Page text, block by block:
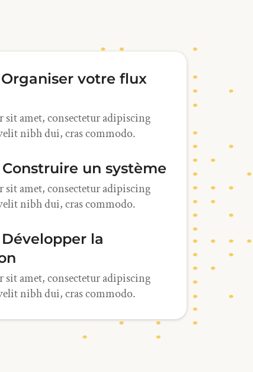
votre flux
amet, consectetur adipiscing
nibh dui, cras commodo.
un système
amet, consectetur adipiscing
nibh dui, cras commodo.
la
amet, consectetur adipiscing
nibh dui, cras commodo.